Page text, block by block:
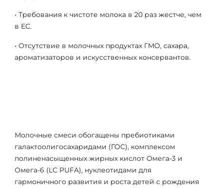
• Требования к чистоте молока в 20 раз жестче, чем
в ЕС.
• Отсутствие в молочных продуктах ГМО, сахара,
ароматизаторов и искусственных консервантов.
Молочные смеси обогащены пребиотиками
галактоолигосахаридами (ГОС), комплексом
полиненасыщенных жирных кислот Омега-3 и
Омега-6 (LC PUFA), нуклеотидами для
гармоничного развития и роста детей с рождения